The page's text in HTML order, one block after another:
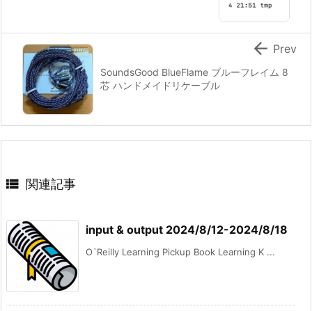
SoundsGood BlueFlame ブルーフレイム 8
芯 ハンドメイドリケーブル
 Prev
 関連記事
input & output 2024/8/12-2024/8/18
O`Reilly Learning Pickup Book Learning K ...